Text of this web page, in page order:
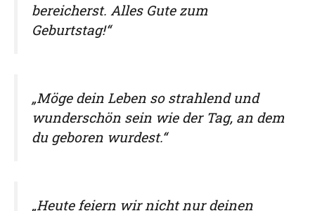
bereicherst. Alles Gute zum
Geburtstag!“
„Möge dein Leben so strahlend und
wunderschön sein wie der Tag, an dem
du geboren wurdest.“
„Heute feiern wir nicht nur deinen